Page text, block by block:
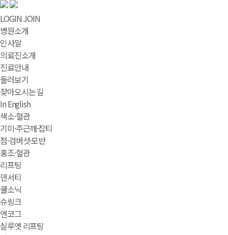
LOGINJOIN
병원소개
인사말
의료진소개
진료안내
둘러보기
찾아오시는 길
In English
색소·혈관
기미·주근깨·잡티
점·검버섯·모반
홍조·혈관
리프팅
덴서티
쿨소닉
슈링크
엔코그
실루엣 리프팅